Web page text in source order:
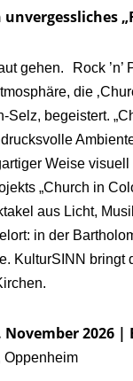
gehen. Rock ’n’
die
Selz, begeistert.
Weise
„Church in
aus Licht,
in der
KulturSINN
2026
Oppenheim